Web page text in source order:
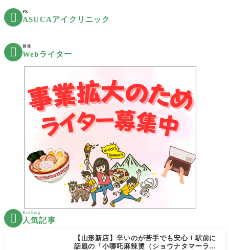
 PR
ASUCAアイクリニック
 募集
Webライター
 Ranking
人気記事
【山形新店】辛いのが苦手でも安心！駅前に
話題の「小哪吒麻辣燙（ショウナタマーラー